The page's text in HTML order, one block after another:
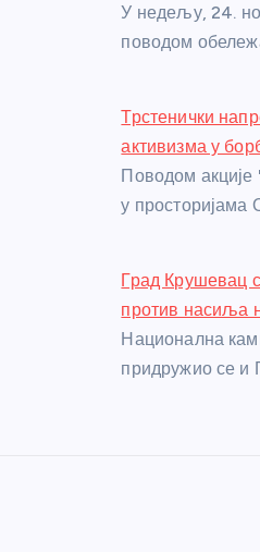
У недељу, 24.
поводом
Трстенички
активизма у
Поводом
у просторијама
Град Крушевац
против насиља
Национална
придружио се